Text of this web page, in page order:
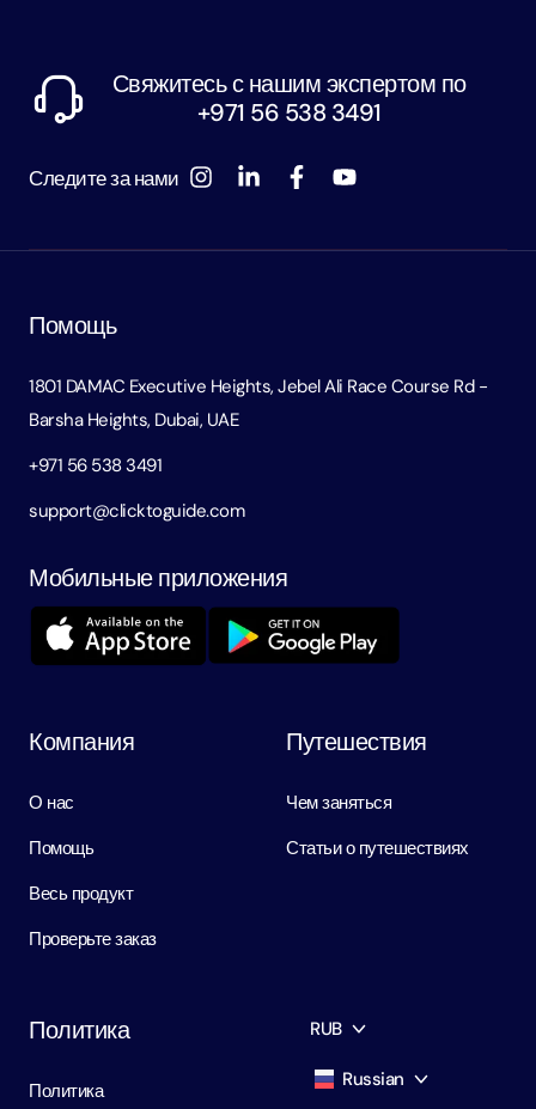
Свяжитесь с нашим экспертом по
+971 56 538 3491
Следите за нами
Помощь
1801 DAMAC Executive Heights, Jebel Ali Race Course Rd -
Barsha Heights, Dubai, UAE
+971 56 538 3491
support@clicktoguide.com
Мобильные приложения
Компания
О нас
Помощь
Весь продукт
Проверьте заказ
Путешествия
Чем заняться
Статьи о путешествиях
Политика
Политика
RUB
Russian